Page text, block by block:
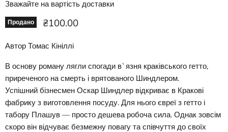
Зважайте на вартість доставки
Продано Ціна зараз
₴100.00
Автор Томас Кініллі
В основу роману лягли спогади в`язня краківського гетто,
приреченого на смерть і врятованого Шиндлером.
Успішний бізнесмен Оскар Шиндлер відкриває в Кракові
фабрику з виготовлення посуду. Для нього євреї з гетто і
табору Плашув — просто дешева робоча сила. Однак зовсім
скоро він відчуває безмежну повагу та співчуття до своїх